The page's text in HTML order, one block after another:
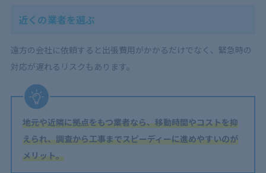
近くの業者を選ぶ
遠方の会社に依頼すると出張費用がかかるだけでなく、緊急時の
対応が遅れるリスクもあります。
地元や近隣に拠点をもつ業者なら、移動時間やコストを抑
えられ、調査から工事までスピーディーに進めやすいのが
メリット。